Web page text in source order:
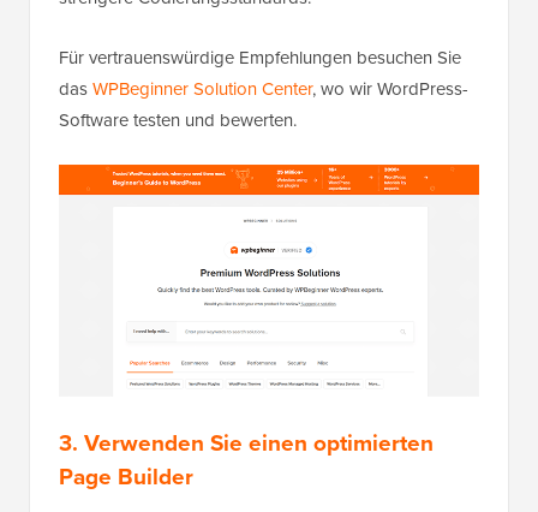
Für vertrauenswürdige Empfehlungen besuchen Sie
dasWPBeginner Solution Center, wo wir WordPress-
Software testen und bewerten.
3. Verwenden Sie einen optimierten
Page Builder